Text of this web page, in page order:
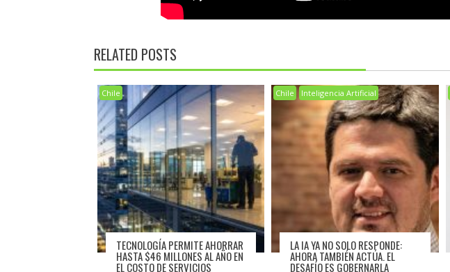
RELATED POSTS
Chile
TECNOLOGÍA PERMITE AHORRAR
HASTA $46 MILLONES AL AÑO EN
EL COSTO DE SERVICIOS
Chile Inteligencia Artificial
LA IA YA NO SOLO RESPONDE:
AHORA TAMBIÉN ACTÚA. EL
DESAFÍO ES GOBERNARLA